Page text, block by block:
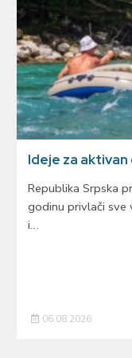
Ideje za aktivan
Republika Srpska
godinu privlači sve
i…
06.08.2026